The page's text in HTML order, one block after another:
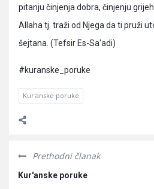
pitanju činjenja dobra, činjenju
Allaha tj. traži od Njega da ti pruži
šejtana. (Tefsir Es-Sa'adi)
#kuranske_poruke
Kur'anske poruke
Prethodni članak
Kur'anske poruke